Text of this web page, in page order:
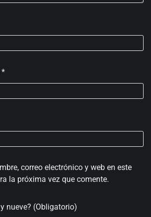
*
correo electrónico y web en este
la próxima vez que comente.
nueve? (Obligatorio)